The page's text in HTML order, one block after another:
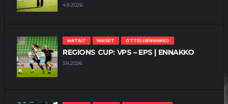
4.8.2026
MATSIT NAISET OTTELUENNAKKO
REGIONS CUP: VPS – EPS | ENNAKKO
3.8.2026